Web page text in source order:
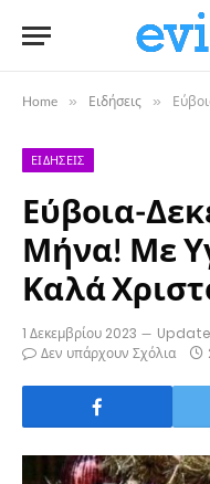
Home » Ειδήσεις » Εύβοια-
ΕΙΔΉΣΕΙΣ
Εύβοια-
Μήνα! Με
Καλά
1 Δεκεμβρίου 2023
Δεν υπάρχουν Σχόλια